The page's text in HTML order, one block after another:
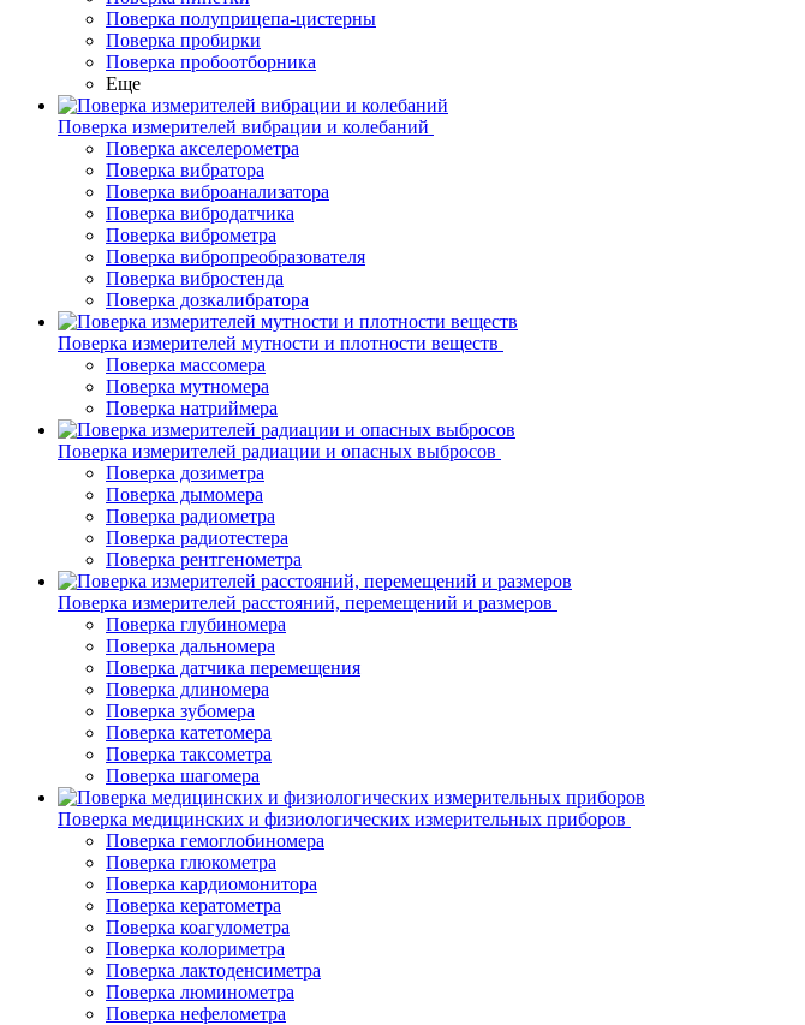
Поверка полуприцепа-цистерны
Поверка пробирки
Поверка пробоотборника
Еще
Поверка измерителей вибрации и колебаний
Поверка акселерометра
Поверка вибратора
Поверка виброанализатора
Поверка вибродатчика
Поверка виброметра
Поверка вибропреобразователя
Поверка вибростенда
Поверка дозкалибратора
Поверка измерителей мутности и плотности веществ
Поверка массомера
Поверка мутномера
Поверка натриймера
Поверка измерителей радиации и опасных выбросов
Поверка дозиметра
Поверка дымомера
Поверка радиометра
Поверка радиотестера
Поверка рентгенометра
Поверка измерителей расстояний, перемещений и размеров
Поверка глубиномера
Поверка дальномера
Поверка датчика перемещения
Поверка длиномера
Поверка зубомера
Поверка катетомера
Поверка таксометра
Поверка шагомера
Поверка медицинских и физиологических измерительных приборов
Поверка гемоглобиномера
Поверка глюкометра
Поверка кардиомонитора
Поверка кератометра
Поверка коагулометра
Поверка колориметра
Поверка лактоденсиметра
Поверка люминометра
Поверка нефелометра